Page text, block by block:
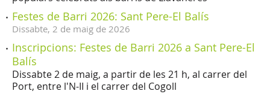
Festes de Barri 2026: Sant Pere-El Balís
Dissabte, 2 de maig de 2026
Inscripcions: Festes de Barri 2026 a Sant Pere-El
Balís
Dissabte 2 de maig, a partir de les 21 h, al carrer del
Port, entre l'N-II i el carrer del Cogoll